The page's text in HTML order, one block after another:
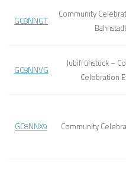
GC8NNGT
Community
Bahnstadt
GC8NNVG
Jubifrühstück –
Celebration
GC8NNX9 Community